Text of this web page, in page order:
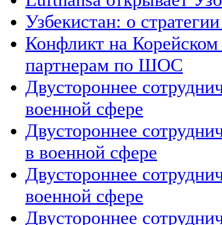
Узбекистан: о
Конфликт на
партнерам по ШОС
Двустороннее
военной сфере
Двустороннее
в военной сфере
Двустороннее
военной сфере
Двустороннее